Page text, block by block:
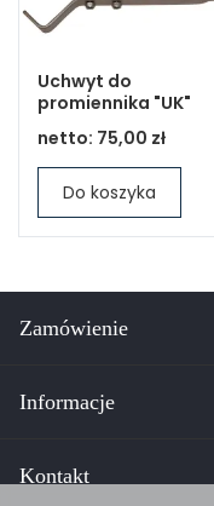
Uchwyt do
promiennika "UK"
netto: 75,00 zł
Do koszyka
Zamówienie
Informacje
Kontakt